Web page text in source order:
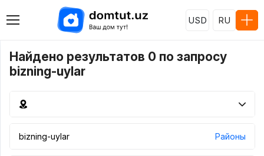
USD RU
Найдено результатов 0 по запросу
bizning-uylar
Районы